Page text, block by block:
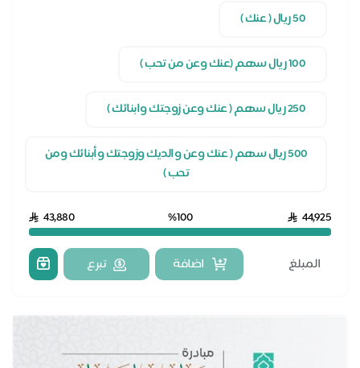
500 ريال سهم ( عنك وعن والديك وزوجتك وأبنائك ومن
تحب )
44,925
%100
43,880
اضافة تبرع